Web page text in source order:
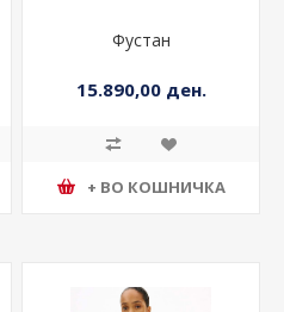
Фустан
15.890,00 ден.
+ ВО КОШНИЧКА